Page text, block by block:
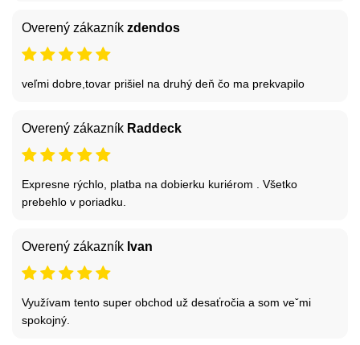
Overený zákazník zdendos
veľmi dobre,tovar prišiel na druhý deň čo ma prekvapilo
Overený zákazník Raddeck
Expresne rýchlo, platba na dobierku kuriérom . Všetko
prebehlo v poriadku.
Overený zákazník Ivan
Využívam tento super obchod už desaťročia a som veˇmi
spokojný.